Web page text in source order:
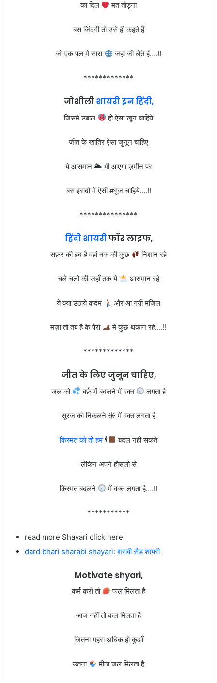
का दिल मत तोड़ना
बस जिंदगी तो उसे ही कहते हैं
जो एक पल मैं सारा जहां जी लेते हैं….!!
*************
जोशीली शायरी इन हिंदी,
जिसमे उबाल हो ऐसा खून चाहिये
जीत के खातिर ऐसा जुनून चाहिए
ये आसमान 🌥 भी आएगा ज़मीन पर
बस इरादों में ऐसी #गूंज चाहिये….!!
***************
हिंदी शायरीफॉर लाइफ,
सफ़र की हद है वहां तक की कुछ निशान रहे
चले चलो की जहाँ तक ये आसमान रहे
ये क्या उठाये कदम और आ गयी मंजिल
मज़ा तो तब है के पैरों में कुछ थकान रहे….!!
*************
जीत के लिए जुनून चाहिए,
जल को बर्फ़ में बदलने में वक्त लगता है
सूरज को निकलने ☀ में वक्त लगता है
किस्मत को तो हम 🕴 बदल नही सकते
लेकिन अपने हौसलो से
किस्मत बदलने में वक्त लगता है….!!
***********
read more Shayari click here:
dard bhari sharabi shayari: शराबी सैड शायरी
Motivate shyari,
कर्म करो तो फल मिलता है
आज नहीं तो कल मिलता है
जितना गहरा अधिक हो कुआँ
उतना मीठा जल मिलता है